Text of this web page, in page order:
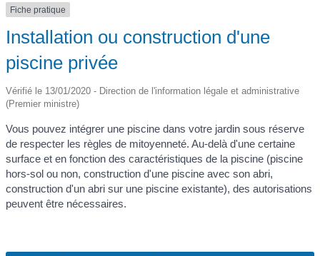
Fiche pratique
Installation ou construction d'une
piscine privée
Vérifié le 13/01/2020 - Direction de l'information légale et administrative
(Premier ministre)
Vous pouvez intégrer une piscine dans votre jardin sous réserve
de respecter les règles de mitoyenneté. Au-delà d'une certaine
surface et en fonction des caractéristiques de la piscine (piscine
hors-sol ou non, construction d'une piscine avec son abri,
construction d'un abri sur une piscine existante), des autorisations
peuvent être nécessaires.